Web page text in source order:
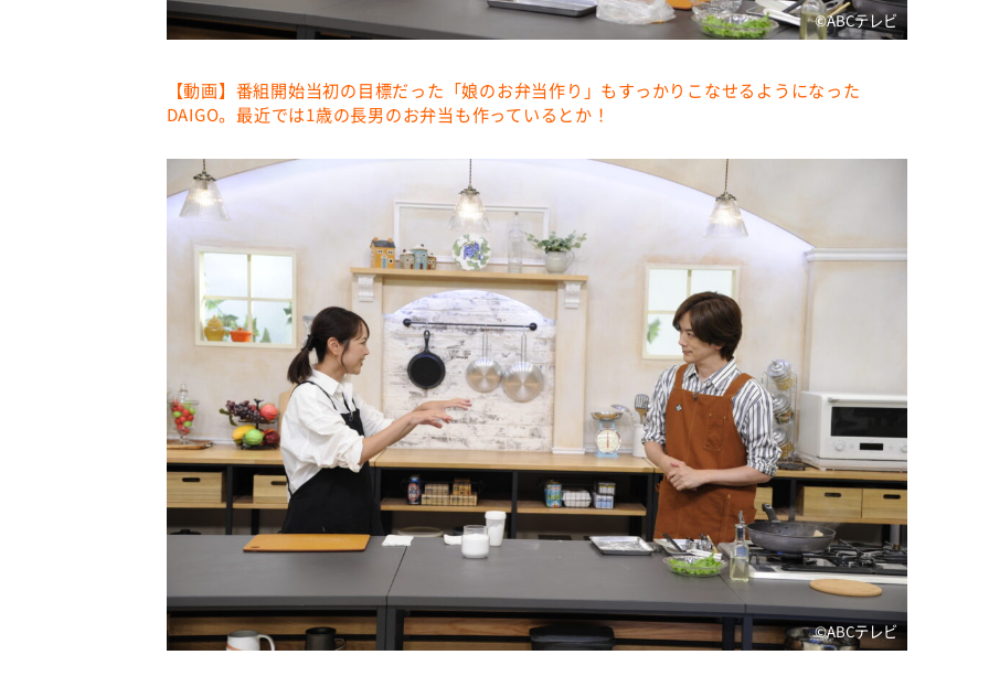
©ABCテレビ
【動画】番組開始当初の目標だった「娘のお弁当作り」もすっかりこなせるようになった
DAIGO。最近では1歳の長男のお弁当も作っているとか！
©ABCテレビ